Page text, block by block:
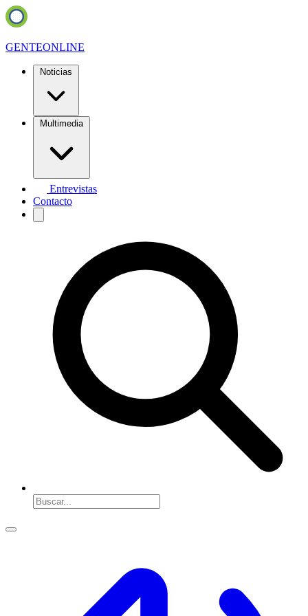
GENTEONLINE
Noticias
Multimedia
Entrevistas
Contacto